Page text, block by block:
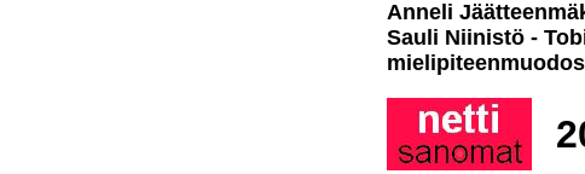
Anneli
Sauli Niinistö -